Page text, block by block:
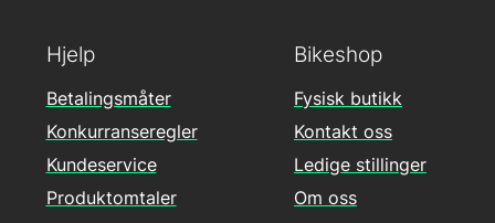
Hjelp
Betalingsmåter
Konkurranseregler
Kundeservice
Produktomtaler
Bikeshop
Fysisk butikk
Kontakt oss
Ledige stillinger
Om oss